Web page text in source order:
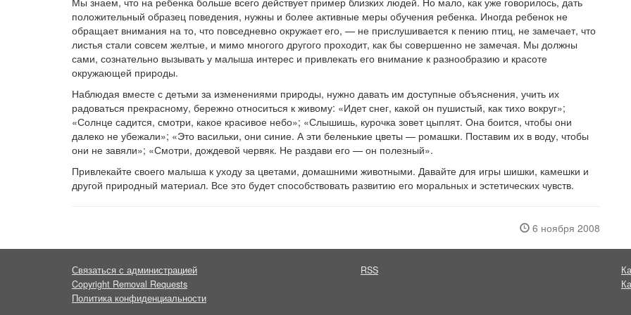
положительный образец поведения, нужны и более активные меры обучения ребенка. Иногда ребенок не
обращает внимания на то, что повседневно окружает его, — не прислушивается к пению птиц, не замечает, что
листья стали совсем желтые, и мимо многого другого проходит, как бы совершенно не замечая. Мы должны
сами, сознательно вызывать у малыша интерес и привлекать его внимание к разнообразию и красоте
окружающей природы.
Наблюдая вместе с детьми за изменениями природы, нужно давать им доступные объяснения, учить их
радоваться прекрасному, бережно относиться к живому: «Идет снег, какой он пушистый, как тихо вокруг»;
«Солнце садится, смотри, какое красивое небо»; «Слышишь, курочка зовет цыплят. Она боится, чтобы они
далеко не убежали»; «Это васильки, они синие. А эти беленькие цветы — ромашки. Поставим их в воду, чтобы
они не завяли»; «Смотри, дождевой червяк. Не раздави его — он полезный».
Привлекайте своего малыша к уходу за цветами, домашними животными. Давайте для игры шишки, камешки и
другой природный материал. Все это будет способствовать развитию его моральных и эстетических чувств.
6 ноября 2008
Связаться с администрацией
Copyright Removal Requests
Политика конфиденциальности
RSS